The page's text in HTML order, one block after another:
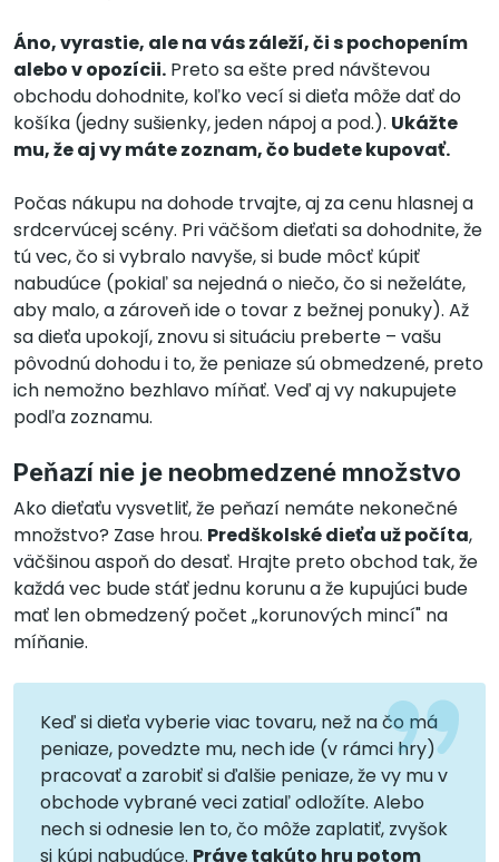
Áno, vyrastie, ale na vás záleží, či s pochopením
alebo v opozícii. Preto sa ešte pred návštevou
obchodu dohodnite, koľko vecí si dieťa môže dať do
košíka (jedny sušienky, jeden nápoj a pod.). Ukážte
mu, že aj vy máte zoznam, čo budete kupovať.
Počas nákupu na dohode trvajte, aj za cenu hlasnej a
srdcervúcej scény. Pri väčšom dieťati sa dohodnite, že
tú vec, čo si vybralo navyše, si bude môcť kúpiť
nabudúce (pokiaľ sa nejedná o niečo, čo si neželáte,
aby malo, a zároveň ide o tovar z bežnej ponuky). Až
sa dieťa upokojí, znovu si situáciu preberte – vašu
pôvodnú dohodu i to, že peniaze sú obmedzené, preto
ich nemožno bezhlavo míňať. Veď aj vy nakupujete
podľa zoznamu.
Peňazí nie je neobmedzené množstvo
Ako dieťaťu vysvetliť, že peňazí nemáte nekonečné
množstvo? Zase hrou. Predškolské dieťa už počíta,
väčšinou aspoň do desať. Hrajte preto obchod tak, že
každá vec bude stáť jednu korunu a že kupujúci bude
mať len obmedzený počet „korunových mincí" na
míňanie.
Keď si dieťa vyberie viac tovaru, než na čo má
peniaze, povedzte mu, nech ide (v rámci hry)
pracovať a zarobiť si ďalšie peniaze, že vy mu v
obchode vybrané veci zatiaľ odložíte. Alebo
nech si odnesie len to, čo môže zaplatiť, zvyšok
si kúpi nabudúce. Práve takúto hru potom